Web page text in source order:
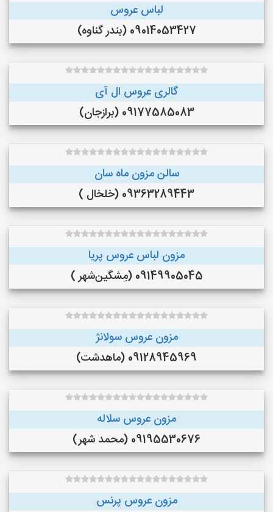
لباس عروس
09014053427 (بندر گناوه)
گالری عروس ال آی
09177585083 (برازجان)
سالن مزون ماه سان
09363289443 (خلخال )
مزون لباس عروس پریا
09149905045 (مِشگین‌شهر )
مزون عروس سولانژ
09128945969 (ماهدشت)
مزون عروس سلاله
09195530676 (محمد شهر)
مزون عروس پرنس